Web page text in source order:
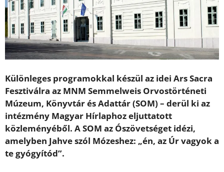
Különleges programokkal készül az idei Ars Sacra
Fesztiválra az MNM Semmelweis Orvostörténeti
Múzeum, Könyvtár és Adattár (SOM) – derül ki az
intézmény Magyar Hírlaphoz eljuttatott
közleményéből. A SOM az Ószövetséget idézi,
amelyben Jahve szól Mózeshez: „én, az Úr vagyok a
te gyógyítód”.